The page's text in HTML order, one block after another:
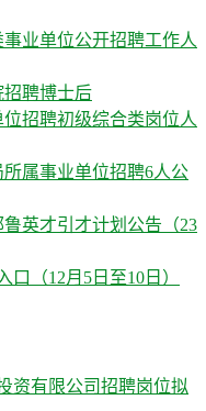
业单位公开招聘工作人
聘博士后
招聘初级综合类岗位人
属事业单位招聘6人公
英才引才计划公告（23
口（12月5日至10日）